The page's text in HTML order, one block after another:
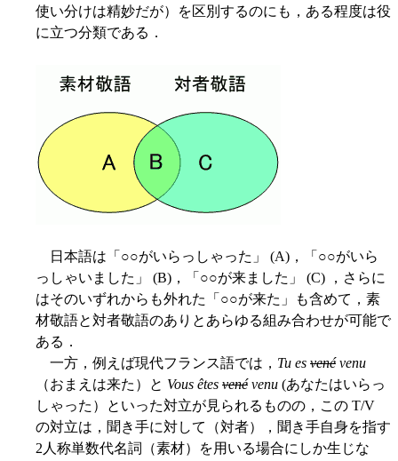
使い分けは精妙だが）を区別するのにも，ある程度は役
に立つ分類である．
日本語は「○○がいらっしゃった」 (A)，「○○がいら
っしゃいました」 (B)，「○○が来ました」 (C) ，さらに
はそのいずれからも外れた「○○が来た」も含めて，素
材敬語と対者敬語のありとあらゆる組み合わせが可能で
ある．
一方，例えば現代フランス語では， Tu es venévenu
（おまえは来た）と Vous êtes venévenu (あなたはいらっ
しゃった）といった対立が見られるものの，この T/V
の対立は，聞き手に対して（対者），聞き手自身を指す
2人称単数代名詞（素材）を用いる場合にしか生じな